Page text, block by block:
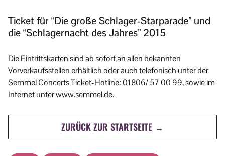
Ticket für “Die große Schlager-Starparade” und
die “Schlagernacht des Jahres” 2015
Die Eintrittskarten sind ab sofort an allen bekannten
Vorverkaufsstellen erhältlich oder auch telefonisch unter der
Semmel Concerts Ticket-Hotline: 01806/ 57 00 99, sowie im
Internet unter www.semmel.de.
ZURÜCK ZUR STARTSEITE →